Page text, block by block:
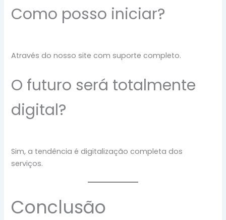
Como posso iniciar?
Através do nosso site com suporte completo.
O futuro será totalmente
digital?
Sim, a tendência é digitalização completa dos
serviços.
Conclusão